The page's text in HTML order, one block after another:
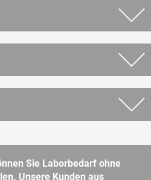
Sie Laborbedarf ohne
Unsere Kunden aus